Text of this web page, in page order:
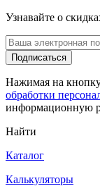
Узнавайте о
Подписаться
Нажимая на
обработки
информационную
Найти
Каталог
Калькуляторы